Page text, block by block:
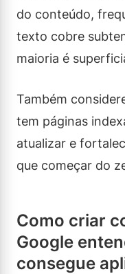
do conteúdo,
texto cobre
maioria é
Também
tem páginas
atualizar e
que começar do
Como criar
Google
consegue